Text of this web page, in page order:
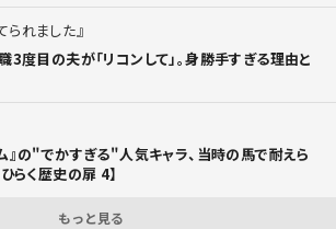
られました
3度目の夫が「リコンして」。身勝手すぎる理由と
』の"でかすぎる"人気キャラ、当時の馬で耐えら
らく歴史の扉 4】
もっと見る